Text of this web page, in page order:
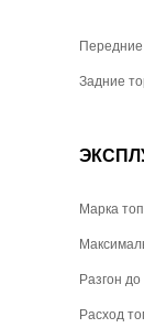
Задние
Марка
Разгон
Расход